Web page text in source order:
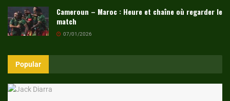
Cameroun – Maroc : Heure et chaîne où regarder le
match
07/01/2026
Popular